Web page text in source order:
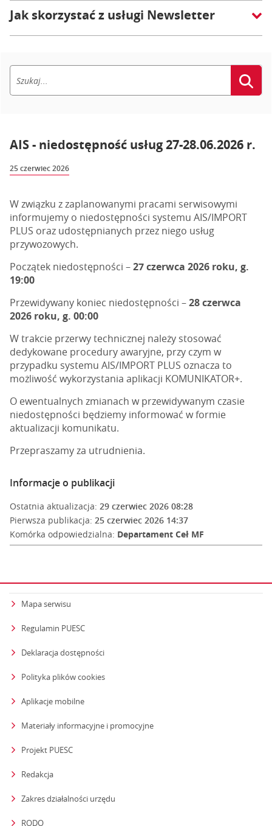
Jak skorzystać z usługi Newsletter
AIS - niedostępność usług 27-28.06.2026 r.
25 czerwiec 2026
W związku z zaplanowanymi pracami serwisowymi
informujemy o niedostępności systemu AIS/IMPORT
PLUS oraz udostępnianych przez niego usług
przywozowych.
Początek niedostępności –27 czerwca 2026 roku, g.
19:00
Przewidywany koniec niedostępności –28 czerwca
2026 roku, g. 00:00
W trakcie przerwy technicznej należy stosować
dedykowane procedury awaryjne, przy czym w
przypadku systemu AIS/IMPORT PLUS oznacza to
możliwość wykorzystania aplikacji KOMUNIKATOR+.
O ewentualnych zmianach w przewidywanym czasie
niedostępności będziemy informować w formie
aktualizacji komunikatu.
Przepraszamy za utrudnienia.
Informacje o publikacji
Ostatnia aktualizacja: 29 czerwiec 2026 08:28
Pierwsza publikacja: 25 czerwiec 2026 14:37
Komórka odpowiedzialna: Departament Ceł MF
Mapa serwisu
Regulamin PUESC
Deklaracja dostępności
Polityka plików cookies
Aplikacje mobilne
Materiały informacyjne i promocyjne
Projekt PUESC
Redakcja
Zakres działalności urzędu
RODO